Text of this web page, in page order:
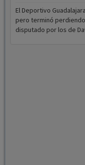
El Deportivo
pero terminó
disputado por los de